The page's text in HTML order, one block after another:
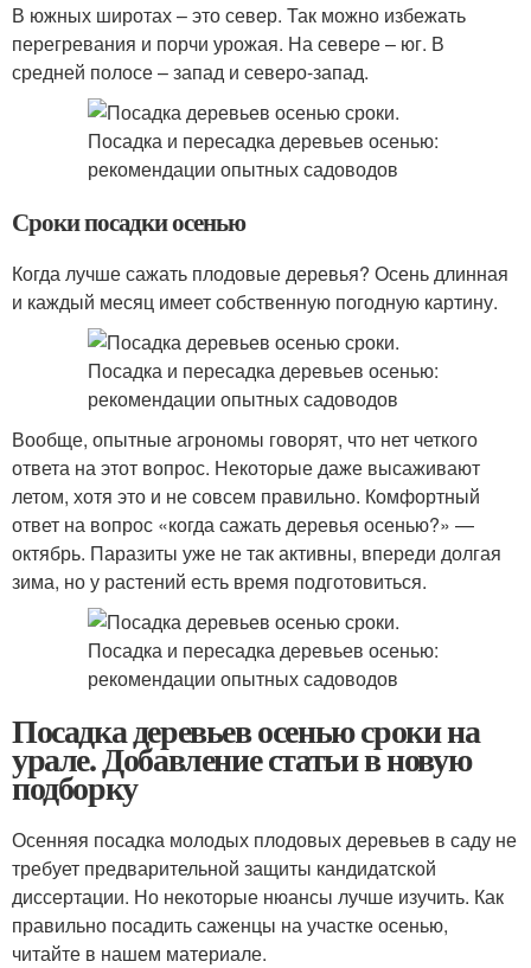
В южных широтах – это север. Так можно избежать
перегревания и порчи урожая. На севере – юг. В
средней полосе – запад и северо-запад.
Сроки посадки осенью
Когда лучше сажать плодовые деревья? Осень длинная
и каждый месяц имеет собственную погодную картину.
Вообще, опытные агрономы говорят, что нет четкого
ответа на этот вопрос. Некоторые даже высаживают
летом, хотя это и не совсем правильно. Комфортный
ответ на вопрос «когда сажать деревья осенью?» —
октябрь. Паразиты уже не так активны, впереди долгая
зима, но у растений есть время подготовиться.
Посадка деревьев осенью сроки на
урале. Добавление статьи в новую
подборку
Осенняя посадка молодых плодовых деревьев в саду не
требует предварительной защиты кандидатской
диссертации. Но некоторые нюансы лучше изучить. Как
правильно посадить саженцы на участке осенью,
читайте в нашем материале.